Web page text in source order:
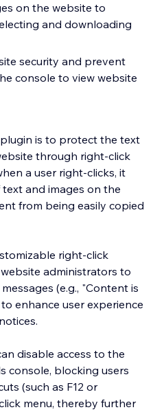
on the website to
and downloading
security and prevent
console to view website
is to protect the text
through right-click
a user right-clicks, it
and images on the
from being easily copied
right-click
administrators to
(e.g., "Content is
enhance user experience
disable access to the
console, blocking users
(such as F12 or
menu, thereby further